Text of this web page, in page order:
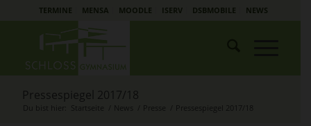
TERMINE MENSA MOODLE ISERV DSBMOBILE NEWS
Pressespiegel 2017/18
Du bist hier: Startseite News Presse Pressespiegel 2017/18